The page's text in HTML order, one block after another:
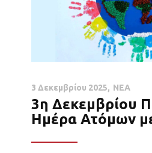
3 Δεκεμβρίου 2025 ΝΕΑ
3η Δεκεμβρίου
Ημέρα Ατόμων